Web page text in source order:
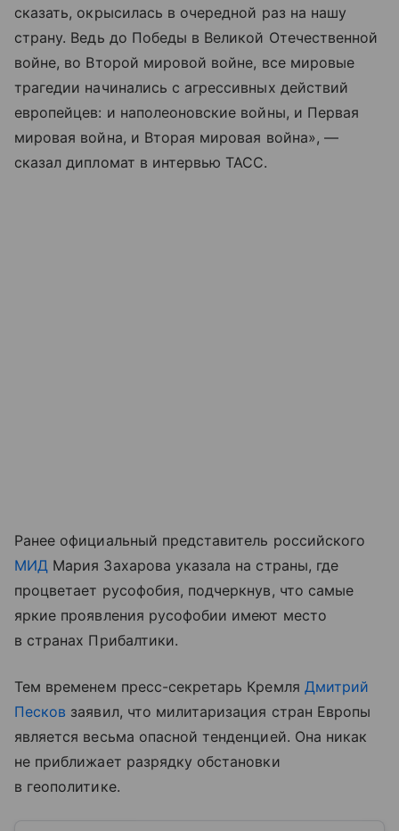
сказать, окрысилась в очередной раз на нашу
страну. Ведь до Победы в Великой Отечественной
войне, во Второй мировой войне, все мировые
трагедии начинались с агрессивных действий
европейцев: и наполеоновские войны, и Первая
мировая война, и Вторая мировая война», —
сказал дипломат в интервью ТАСС.
Ранее официальный представитель российского
МИД Мария Захарова указала на страны, где
процветает русофобия, подчеркнув, что самые
яркие проявления русофобии имеют место
в странах Прибалтики.
Тем временем пресс-секретарь Кремля Дмитрий
Песков заявил, что милитаризация стран Европы
является весьма опасной тенденцией. Она никак
не приближает разрядку обстановки
в геополитике.